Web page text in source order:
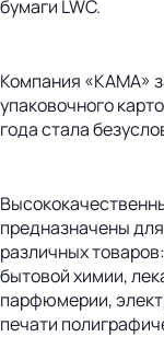
бумаги LWC.
Компания «КАМА»
упаковочного
года стала
предназначены
различных
бытовой химии,
парфюмерии,
печати